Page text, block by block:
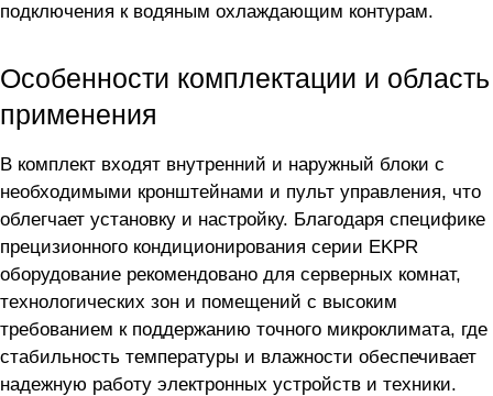
подключения к водяным охлаждающим контурам.
Особенности комплектации и область
применения
В комплект входят внутренний и наружный блоки с
необходимыми кронштейнами и пульт управления, что
облегчает установку и настройку. Благодаря специфике
прецизионного кондиционирования серии EKPR
оборудование рекомендовано для серверных комнат,
технологических зон и помещений с высоким
требованием к поддержанию точного микроклимата, где
стабильность температуры и влажности обеспечивает
надежную работу электронных устройств и техники.